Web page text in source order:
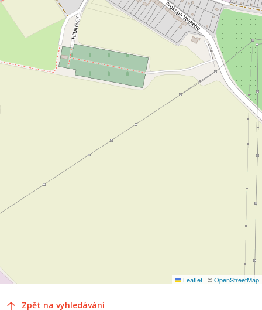
Leaflet | ©OpenStreetMap
Zpět na vyhledávání